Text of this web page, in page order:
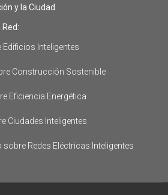
y la Ciudad.
Edificios Inteligentes
Construcción Sostenible
Eficiencia Energética
Ciudades Inteligentes
sobre Redes Eléctricas Inteligentes